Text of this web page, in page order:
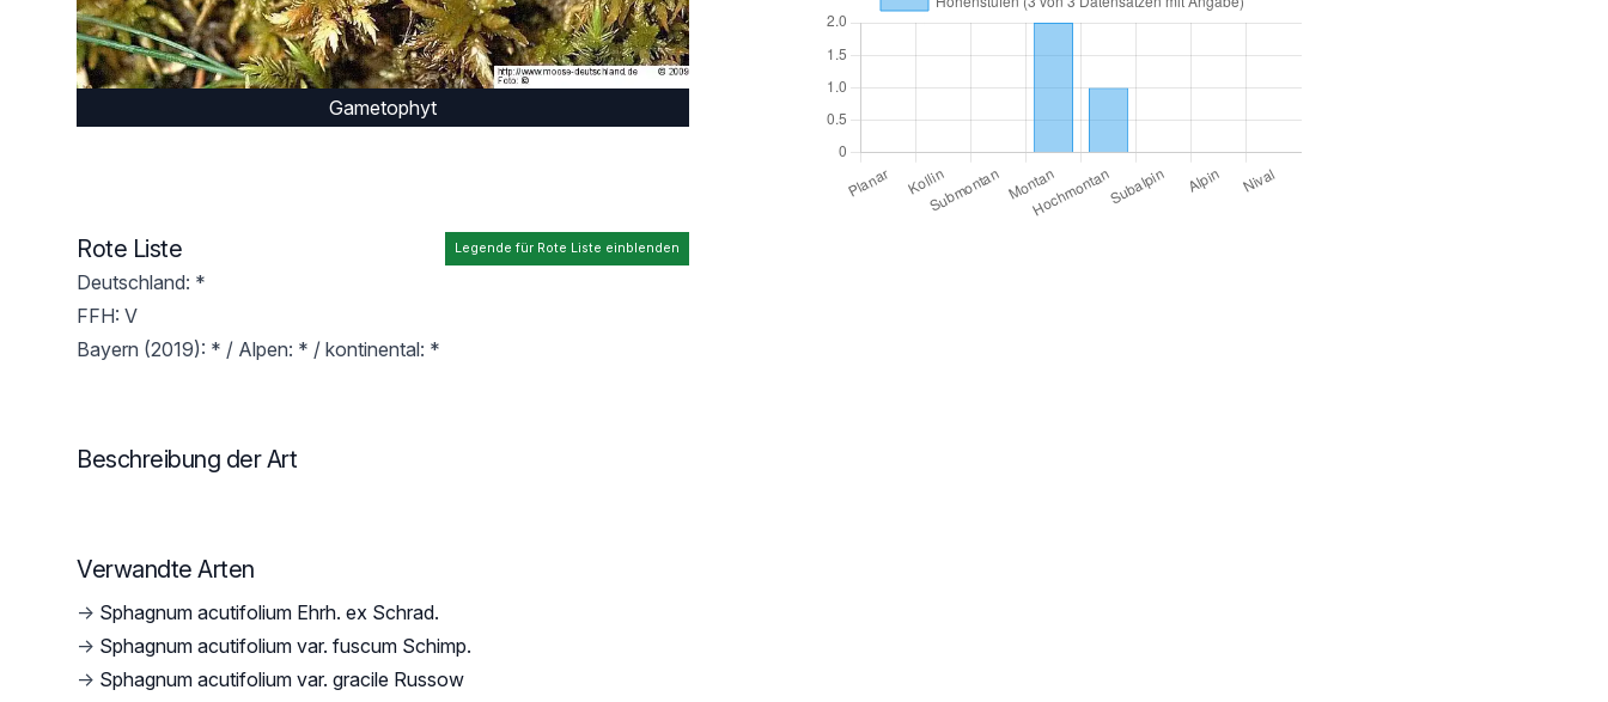
Gametophyt
Legende für Rote Liste einblenden
Rote Liste
Deutschland: *
FFH: V
Bayern (2019): * / Alpen: * / kontinental: *
Beschreibung der Art
Verwandte Arten
→ Sphagnum acutifolium Ehrh. ex Schrad.
→ Sphagnum acutifolium var. fuscum Schimp.
→ Sphagnum acutifolium var. gracile Russow